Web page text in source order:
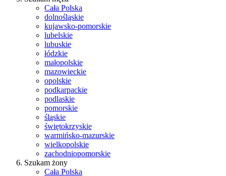
Cała Polska
dolnośląskie
kujawsko-pomorskie
lubelskie
lubuskie
łódzkie
małopolskie
mazowieckie
opolskie
podkarpackie
podlaskie
pomorskie
śląskie
świętokrzyskie
warmińsko-mazurskie
wielkopolskie
zachodniopomorskie
Szukam żony
Cała Polska